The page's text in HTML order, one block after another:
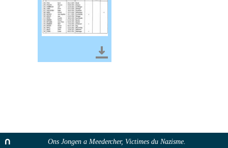
Ons Jongen a Meedercher, Victimes du Nazisme.